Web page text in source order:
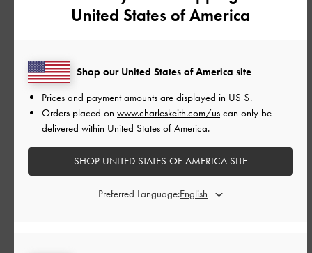
品質
もっと見る
United States of America
Shop our United States of America site
Prices and payment amounts are displayed in US $.
Orders placed on www.charleskeith.com/us can only be
delivered within United States of America.
SHOP UNITED STATES OF AMERICA SITE
Preferred Language: